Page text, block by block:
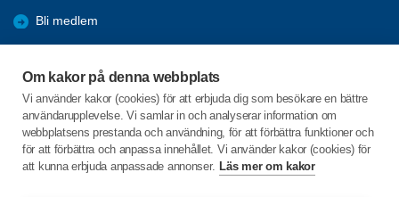
Om kakor på denna webbplats
Vi använder kakor (cookies) för att erbjuda dig som besökare en bättre
användarupplevelse. Vi samlar in och analyserar information om
webbplatsens prestanda och användning, för att förbättra funktioner och
för att förbättra och anpassa innehållet. Vi använder kakor (cookies) för
att kunna erbjuda anpassade annonser. Läs mer om kakor
Bli medlem
Nyheter
C/o:Elizabeth Thoor